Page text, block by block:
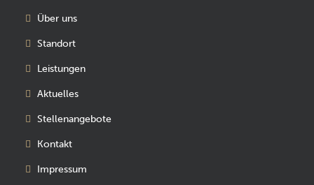
Über uns
Standort
Leistungen
Aktuelles
Stellenangebote
Kontakt
Impressum